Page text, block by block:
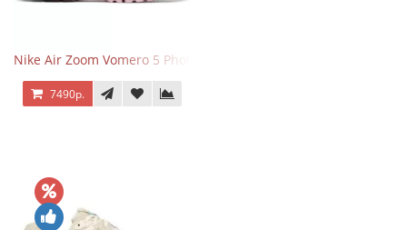
Nike Air Zoom Vomero 5 Photon Dust Pink Foam
7490р.